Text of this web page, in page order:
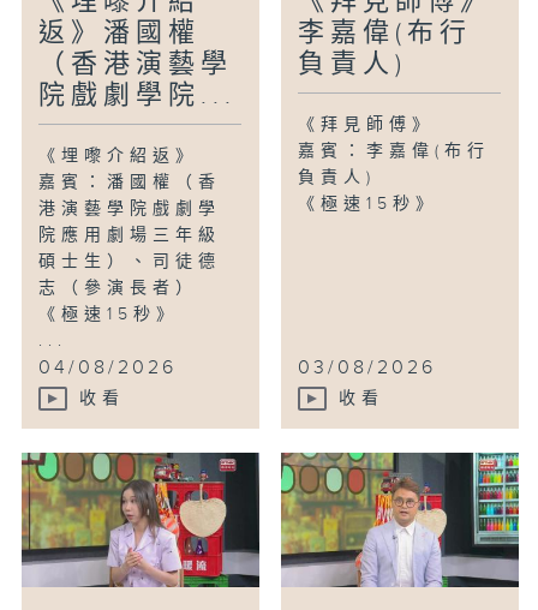
返》潘國權
（香港演藝學
院戲劇學院...
《埋嚟介紹返》
嘉賓：潘國權（香
港演藝學院戲劇學
院應用劇場三年級
碩士生）、司徒德
志（參演長者）
《極速15秒》
...
04/08/2026
收看
李嘉偉(布行
負責人)
《拜見師傅》
嘉賓：李嘉偉(布行
負責人)
《極速15秒》
03/08/2026
收看